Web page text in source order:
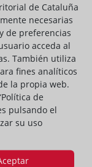
de Cataluña
necesarias
de preferencias
acceda al
También utiliza
fines analíticos
la propia web.
de
pulsando el
su uso